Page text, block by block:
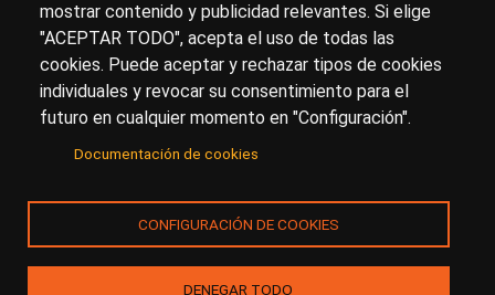
mostrar contenido y publicidad relevantes. Si elige
"ACEPTAR TODO", acepta el uso de todas las
cookies. Puede aceptar y rechazar tipos de cookies
individuales y revocar su consentimiento para el
futuro en cualquier momento en "Configuración".
Documentación de cookies
CONFIGURACIÓN DE COOKIES
DENEGAR TODO
© Copyright 2017.arteHistoria&Toools, S.Lo sus
licenciantes son los propietarios de todos los derechos
de propiedad intelectual e industrial de:
(a) este sitio web publicado bajo el dominio
(b) todo el material publicado en artehistoria.com
(incluyendo, sin limitación, textos, imágenes, fotografías,
dibujos, música, marcas o logotipos, estructura y diseño
de la composición de cada una de las páginas